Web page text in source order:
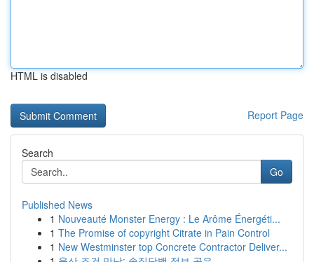
HTML is disabled
Report Page
Search
Go
Published News
1 Nouveauté Monster Energy : Le Arôme Énergéti...
1 The Promise of copyright Citrate in Pain Control
1 New Westminster top Concrete Contractor Deliver...